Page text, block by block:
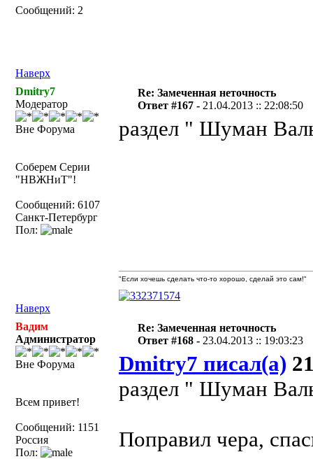
Сообщений: 2
Наверх
Dmitry7
Модератор
Вне Форума
Соберем Серии
"НВЖНиТ"!
Сообщений: 6107
Санкт-Петербург
Пол:
Re: Замеченная неточность
Ответ #167 - 21.04.2013 :: 22:08:50
раздел " Шуман
Наверх
"Если хочешь сделать что-то хорошо, сделай это сам!"
Вадим
Администратор
Вне Форума
Всем привет!
Сообщений: 1151
Россия
Пол:
Re: Замеченная неточность
Ответ #168 - 23.04.2013 :: 19:03:23
Dmitry7 писал(а)
раздел " Шуман
Поправил чера,